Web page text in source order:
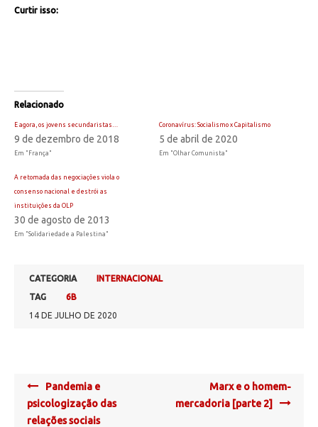
Curtir isso:
Relacionado
E agora, os jovens secundaristas…
9 de dezembro de 2018
Em "França"
Coronavírus: Socialismo x Capitalismo
5 de abril de 2020
Em "Olhar Comunista"
A retomada das negociações viola o
consenso nacional e destrói as
instituições da OLP
30 de agosto de 2013
Em "Solidariedade a Palestina"
CATEGORIA
INTERNACIONAL
TAG
6B
14 DE JULHO DE 2020
Post
navigation
Pandemia e
psicologização das
relações sociais
Marx e o homem-
mercadoria [parte 2]